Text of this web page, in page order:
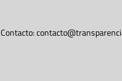
Contacto: